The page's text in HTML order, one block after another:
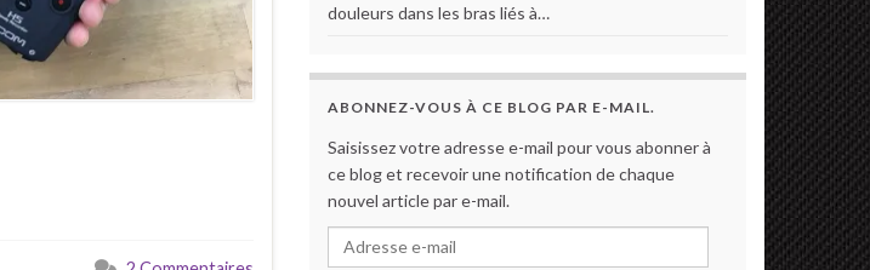
douleurs dans les bras liés à…
ABONNEZ-VOUS À CE BLOG PAR E-MAIL.
Saisissez votre adresse e-mail pour vous abonner à
ce blog et recevoir une notification de chaque
nouvel article par e-mail.
Adresse e-mail